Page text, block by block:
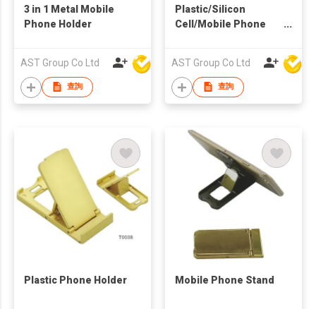
3 in 1 Metal Mobile
Phone Holder
AST Group Co Ltd
查詢
Plastic/Silicon
Cell/Mobile Phone
AST Group Co Ltd
查詢
Plastic Phone Holder Mobile Phone Stand